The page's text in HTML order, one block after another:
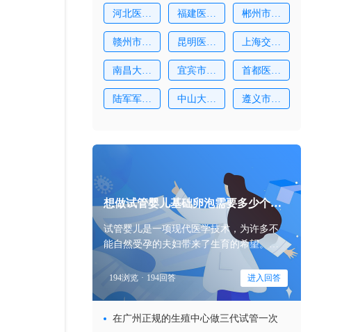
幼
第
女
河北医科
大
福建医科
大
郴州市第
一
赣州市妇
幼
昆明医科
大
上海交通
大
南昌大学
附
宜宾市第
二
首都医科
大
陆军军医
中山大学
遵义市妇
想做试管婴儿基础卵泡需要多少个算
试管婴儿是一项现代医学技术，为许多不
能自然受孕的夫妇带来了生育的希望。在
试管婴儿的过程中，卵泡的数量和质量都
是医生关注的重点。那么，试管婴儿基础
卵泡多少个算
194浏览 · 194回答 进入回答
在广州正规的生殖中心做三代试管一次